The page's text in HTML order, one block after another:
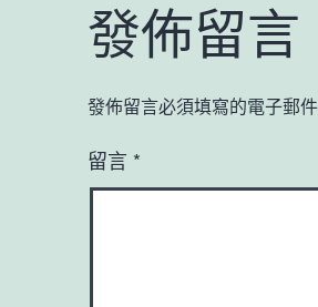
發佈留言
發佈留言必須填寫的電子郵
留言 *